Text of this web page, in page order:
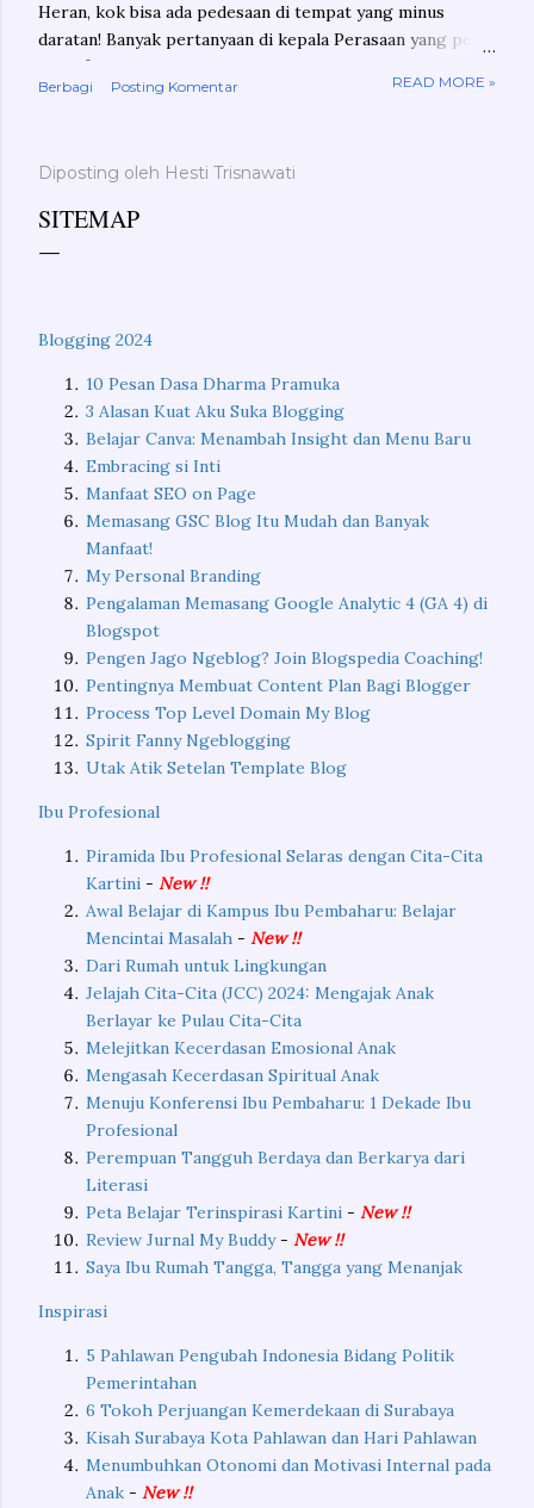
Heran, kok bisa ada pedesaan di tempat yang minus
daratan! Banyak pertanyaan di kepala Perasaan yang perlu
dikonfirmasikan Penasaran yang butuh jawaban Ini bukan
tentang rasa-rasa dalam radar lara atau nestapa Ini
sungai yang begitu besar di kanan kiri jalan yang Anda
hidup di Pulau Jawa. Berapa sih lebar sungai di Jawa itu?
Di hulu sungai pun, paling besar mungkin 200 meter-an
posisi Pulau Kalimantan ada di atas Pulau Jawa. Nampak
Pulau Jawa...
Berbagi Posting Komentar READ MORE »
Diposting oleh Hesti Trisnawati
SITEMAP
Blogging 2024
10 Pesan Dasa Dharma Pramuka
3 Alasan Kuat Aku Suka Blogging
Belajar Canva: Menambah Insight dan Menu Baru
Embracing si Inti
Manfaat SEO on Page
Memasang GSC Blog Itu Mudah dan Banyak
Manfaat!
My Personal Branding
Pengalaman Memasang Google Analytic 4 (GA 4) di
Blogspot
Pengen Jago Ngeblog? Join Blogspedia Coaching!
Pentingnya Membuat Content Plan Bagi Blogger
Process Top Level Domain My Blog
Spirit Fanny Ngeblogging
Utak Atik Setelan Template Blog
Ibu Profesional
Piramida Ibu Profesional Selaras dengan Cita-Cita
Kartini - New !!
Awal Belajar di Kampus Ibu Pembaharu: Belajar
Mencintai Masalah - New !!
Dari Rumah untuk Lingkungan
Jelajah Cita-Cita (JCC) 2024: Mengajak Anak
Berlayar ke Pulau Cita-Cita
Melejitkan Kecerdasan Emosional Anak
Mengasah Kecerdasan Spiritual Anak
Menuju Konferensi Ibu Pembaharu: 1 Dekade Ibu
Profesional
Perempuan Tangguh Berdaya dan Berkarya dari
Literasi
Peta Belajar Terinspirasi Kartini - New !!
Review Jurnal My Buddy- New !!
Saya Ibu Rumah Tangga, Tangga yang Menanjak
Inspirasi
5 Pahlawan Pengubah Indonesia Bidang Politik
Pemerintahan
6 Tokoh Perjuangan Kemerdekaan di Surabaya
Kisah Surabaya Kota Pahlawan dan Hari Pahlawan
Menumbuhkan Otonomi dan Motivasi Internal pada
Anak - New !!